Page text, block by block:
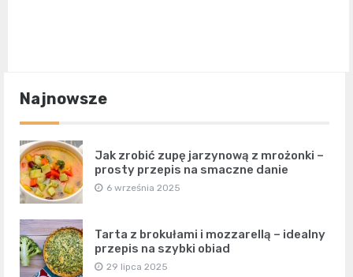
Najnowsze
Jak zrobić zupę jarzynową z mrożonki –
prosty przepis na smaczne danie
6 września 2025
Tarta z brokułami i mozzarellą – idealny
przepis na szybki obiad
29 lipca 2025